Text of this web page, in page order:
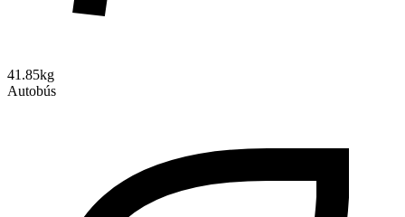
41.85kg
Autobús